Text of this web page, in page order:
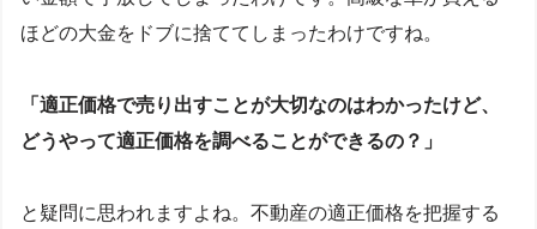
ほどの大金をドブに捨ててしまったわけですね。
「適正価格で売り出すことが大切なのはわかったけど、
どうやって適正価格を調べることができるの？」
と疑問に思われますよね。不動産の適正価格を把握する